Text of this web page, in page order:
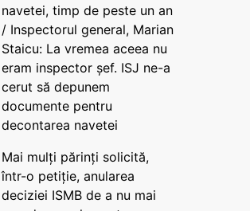
navetei, timp de peste un an
/ Inspectorul general, Marian
Staicu: La vremea aceea nu
eram inspector șef. ISJ ne-a
cerut să depunem
documente pentru
decontarea navetei
Mai mulți părinți solicită,
într-o petiție, anularea
deciziei ISMB de a nu mai